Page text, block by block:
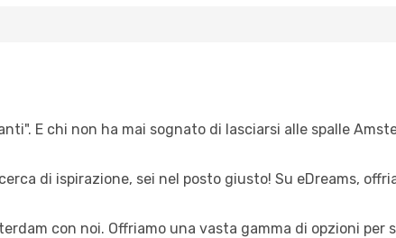
E chi non ha mai sognato di lasciarsi alle spalle
di ispirazione, sei nel posto giusto! Su eDreams,
con noi. Offriamo una vasta gamma di opzioni per